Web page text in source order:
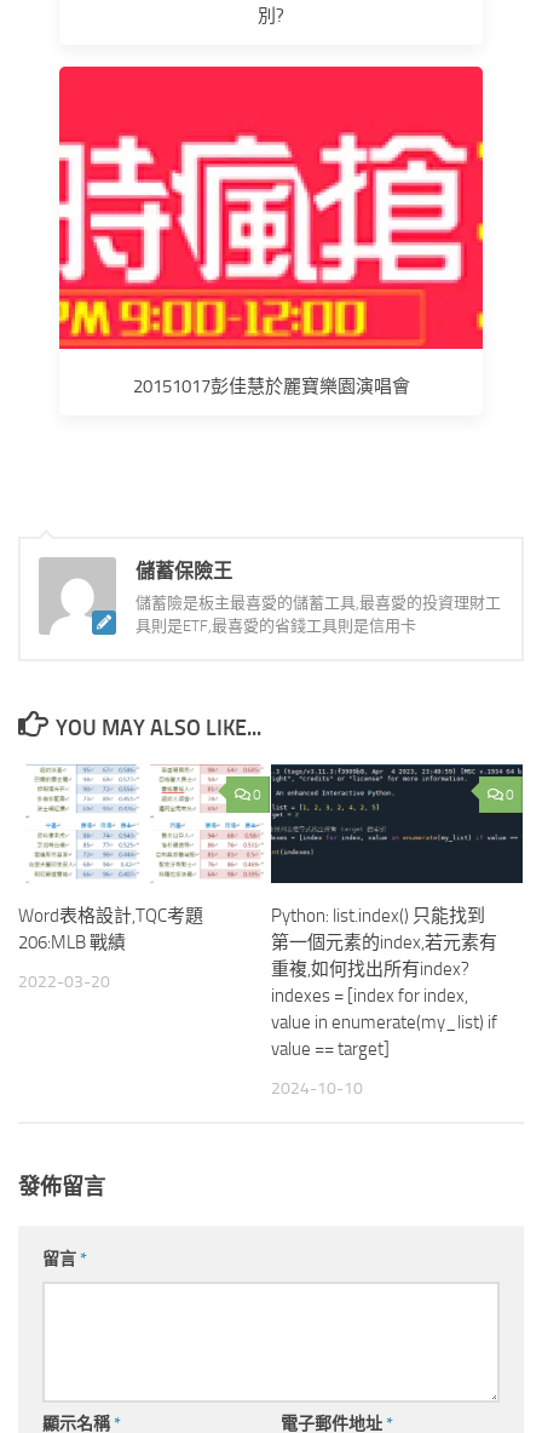
別?
20151017彭佳慧於麗寶樂園演唱會
儲蓄保險王
儲蓄險是板主最喜愛的儲蓄工具,最喜愛的投資理財工
具則是ETF,最喜愛的省錢工具則是信用卡
YOU MAY ALSO LIKE...
0
Word表格設計,TQC考題
206:MLB 戰績
2022-03-20
0
Python: list.index() 只能找到
第一個元素的index,若元素有
重複,如何找出所有index?
indexes = [index for index,
value in enumerate(my_list) if
value == target]
2024-10-10
發佈留言
留言*
顯示名稱* 電子郵件地址*